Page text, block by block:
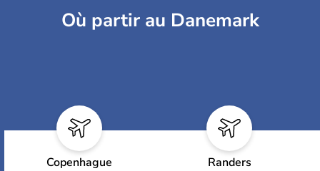
Où partir au Danemark
Copenhague Randers